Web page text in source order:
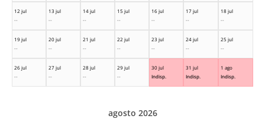
12 jul
--
13 jul
--
14 jul
--
15 jul
--
16 jul
--
17 jul
--
18 jul
--
19 jul
--
20 jul
--
21 jul
--
22 jul
--
23 jul
--
24 jul
--
25 jul
--
26 jul
--
27 jul
--
28 jul
--
29 jul
--
30 jul
Indisp.
31 jul
Indisp.
1 ago
Indisp.
agosto 2026